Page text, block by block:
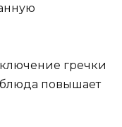
гречки
повышает